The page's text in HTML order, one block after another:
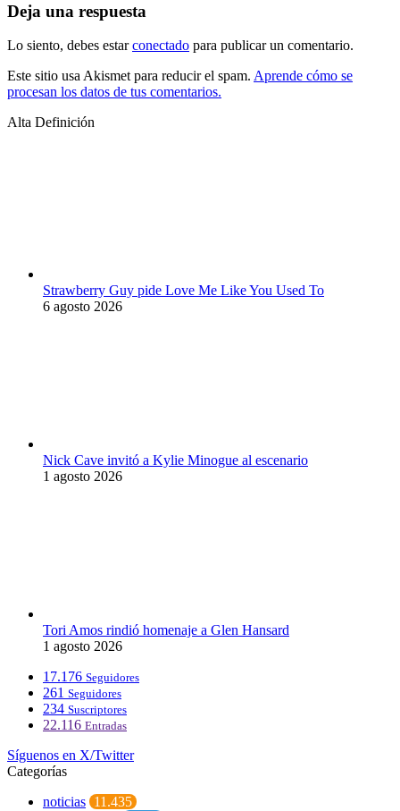
Deja una respuesta
Lo siento, debes estarconectado para publicar un comentario.
Este sitio usa Akismet para reducir el spam. Aprende cómo se
procesan los datos de tus comentarios.
Alta Definición
Strawberry Guy pide Love Me Like You Used To
6 agosto 2026
Nick Cave invitó a Kylie Minogue al escenario
1 agosto 2026
Tori Amos rindió homenaje a Glen Hansard
1 agosto 2026
17.176 Seguidores
261 Seguidores
234 Suscriptores
22.116 Entradas
Síguenos en X/Twitter
Categorías
noticias 11.435